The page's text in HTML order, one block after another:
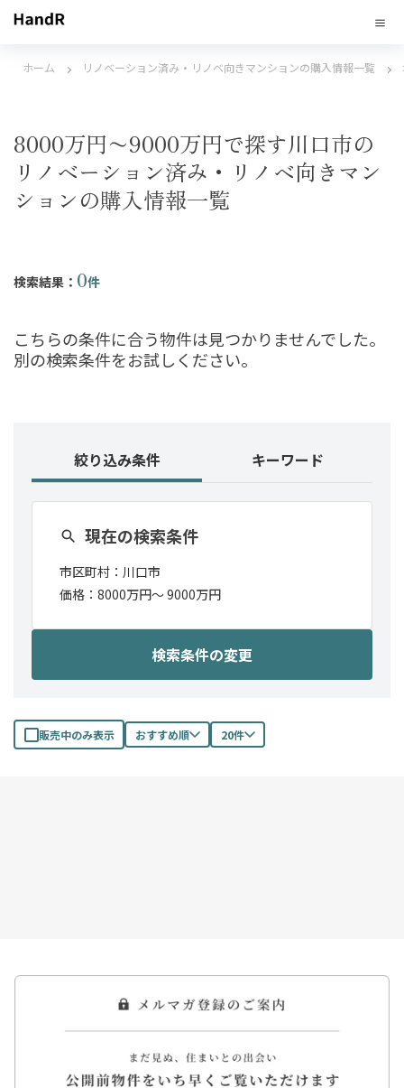
ホーム リノベーション済み・リノベ向きマンションの購入情報一覧
8000万円〜9000万円で探す川口市の
リノベーション済み・リノベ向きマン
ションの購入情報一覧
検索結果： 0件
こちらの条件に合う物件は見つかりませんでした。
別の検索条件をお試しください。
絞り込み条件 キーワード
現在の検索条件
市区町村： 川口市
価格： 8000万円〜9000万円
検索条件の変更
販売中のみ表示 おすすめ順 20件